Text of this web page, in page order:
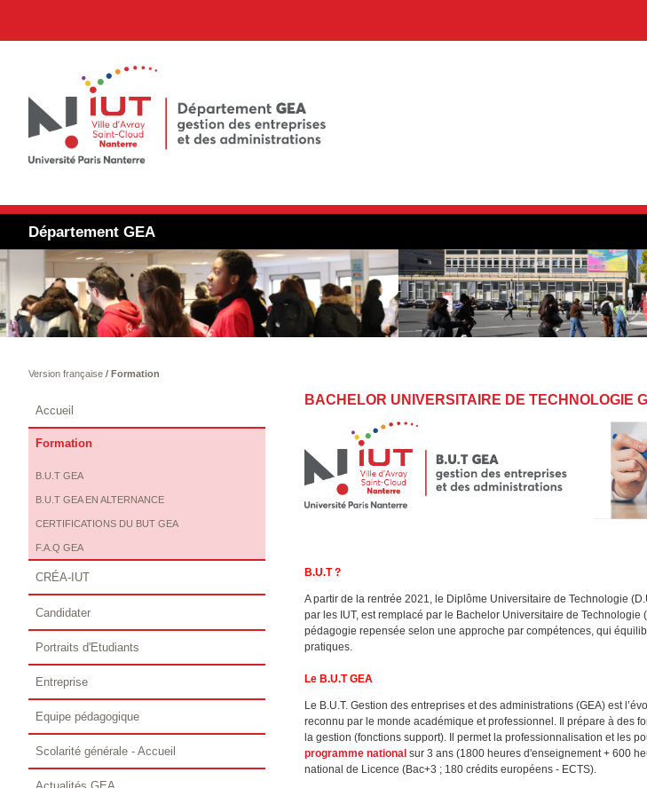
Département GEA
Version française/ Formation
BACHELOR UNIVERSITAIRE DE TECHNOLOGIE
B.U.T ?
A partir de la rentrée 2021, le Diplôme Universitaire de Technologie
par les IUT, est remplacé par le Bachelor Universitaire de Technologie
pédagogie repensée selon une approche par compétences, qui
pratiques.
Le B.U.T GEA
Le B.U.T. Gestion des entreprises et des administrations (GEA) est
reconnu par le monde académique et professionnel. Il prépare à des
la gestion (fonctions support). Il permet la professionnalisation et les
programme national sur 3 ans (1800 heures d'enseignement + 600
national de Licence (Bac+3 ; 180 crédits européens - ECTS).
Accueil
Formation
B.U.T GEA
B.U.T GEA EN ALTERNANCE
CERTIFICATIONS DU BUT GEA
F.A.Q GEA
CRÉA-IUT
Candidater
Portraits d'Etudiants
Entreprise
Equipe pédagogique
Scolarité générale - Accueil